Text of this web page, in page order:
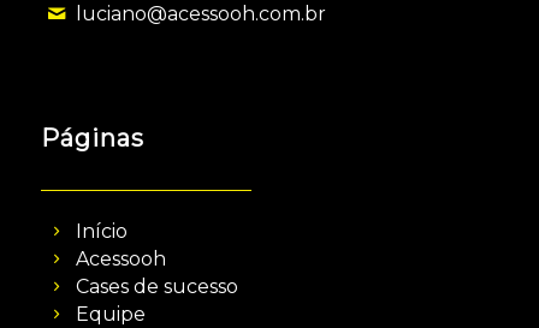
luciano@acessooh.com.br
Páginas
Início
Acessooh
Cases de sucesso
Equipe